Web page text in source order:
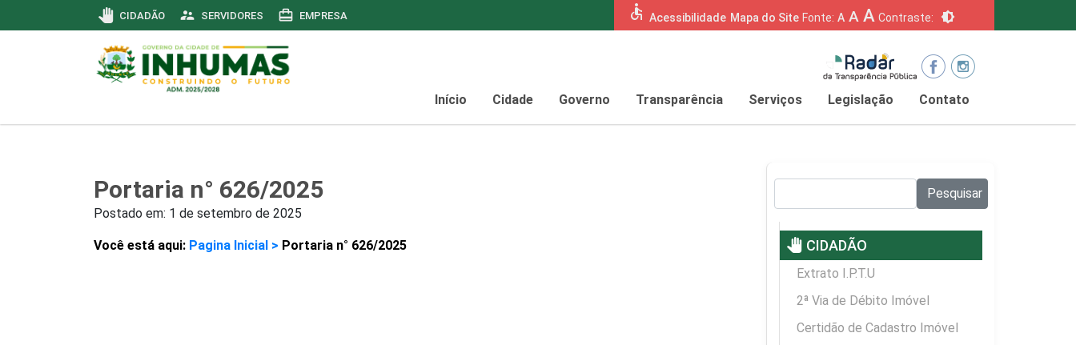
pan_tool CIDADÃO supervisor_account SERVIDORES card_travel EMPRESA accessible Acessibilidade Mapa do Site Fonte: A A A Contraste: brightness_6
Início Cidade Governo Transparência Serviços Legislação Contato
Portaria n° 626/2025
Postado em: 1 de setembro de 2025
Você está aqui: Pagina Inicial > Portaria n° 626/2025
Pesquisar
pan_tool CIDADÃO
Extrato I.P.T.U
2ª Via de Débito Imóvel
Certidão de Cadastro Imóvel